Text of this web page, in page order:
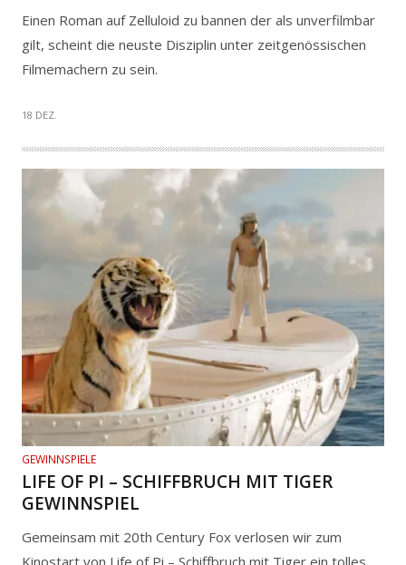
Einen Roman auf Zelluloid zu bannen der als unverfilmbar
gilt, scheint die neuste Disziplin unter zeitgenössischen
Filmemachern zu sein.
18 DEZ.
GEWINNSPIELE
LIFE OF PI – SCHIFFBRUCH MIT TIGER
GEWINNSPIEL
Gemeinsam mit 20th Century Fox verlosen wir zum
Kinostart von Life of Pi – Schiffbruch mit Tiger ein tolles